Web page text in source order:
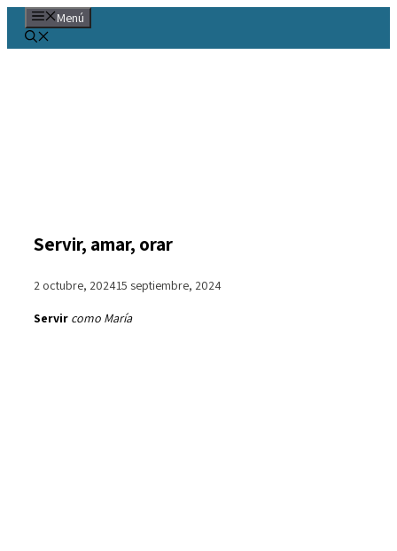
Saltar
Menú
Servir, amar, orar
2 octubre, 202415 septiembre, 2024
Servir como María